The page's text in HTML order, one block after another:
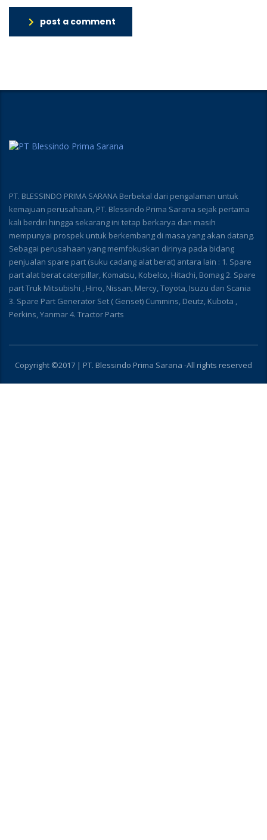
post a comment
PT. BLESSINDO PRIMA SARANA Berbekal dari pengalaman untuk
kemajuan perusahaan, PT. Blessindo Prima Sarana sejak pertama
kali berdiri hingga sekarang ini tetap berkarya dan masih
mempunyai prospek untuk berkembang di masa yang akan datang.
Sebagai perusahaan yang memfokuskan dirinya pada bidang
penjualan spare part (suku cadang alat berat) antara lain : 1. Spare
part alat berat caterpillar, Komatsu, Kobelco, Hitachi, Bomag 2. Spare
part Truk Mitsubishi , Hino, Nissan, Mercy, Toyota, Isuzu dan Scania
3. Spare Part Generator Set ( Genset) Cummins, Deutz, Kubota ,
Perkins, Yanmar 4. Tractor Parts
Copyright ©2017 | PT. Blessindo Prima Sarana -All rights reserved